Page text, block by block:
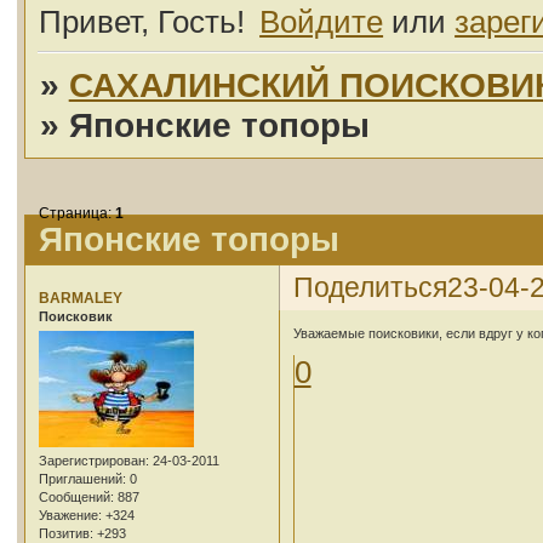
Привет, Гость! Войдите или
» САХАЛИНСКИЙ
» Японские топоры
Японские топоры
Страница:1
Поделиться23-04-
BARMALEY
Поисковик
Зарегистрирован: 24-03-2011
Приглашений: 0
Сообщений: 887
Уважение: +324
Позитив: +293
Уважаемые поисковики, если вдруг у
0